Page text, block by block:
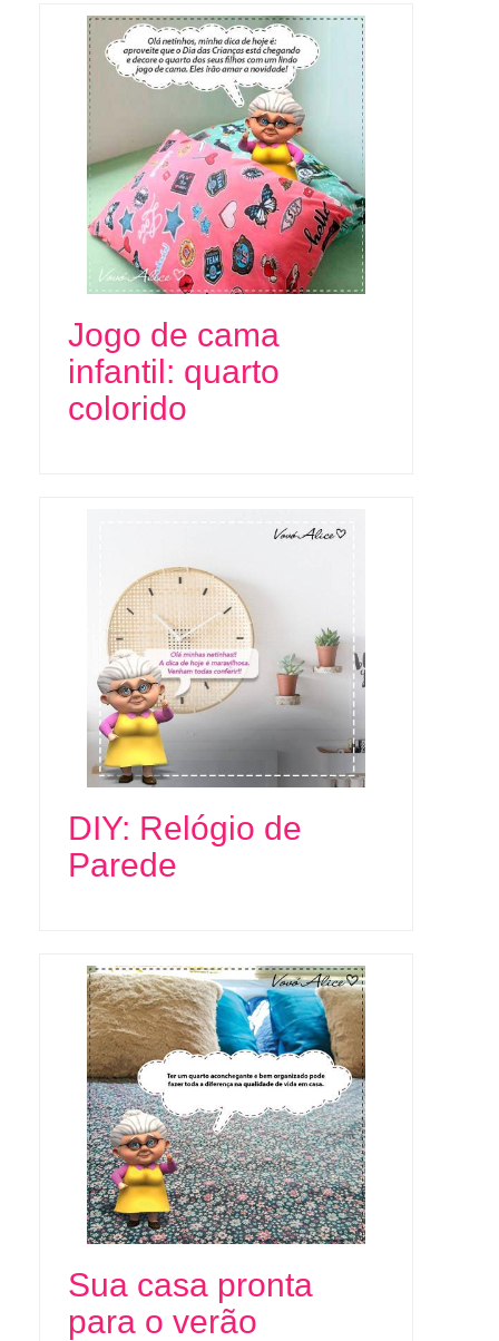
Jogo de cama
infantil: quarto
colorido
DIY: Relógio de
Parede
Sua casa pronta
para o verão